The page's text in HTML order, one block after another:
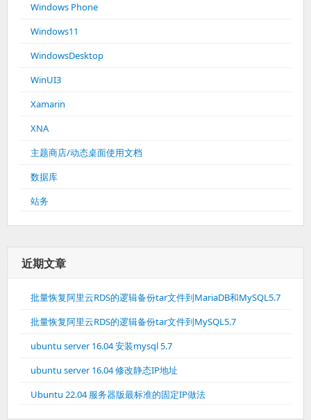
Windows Phone
Windows11
WindowsDesktop
WinUI3
Xamarin
XNA
主题商店/动态桌面使用文档
数据库
站务
近期文章
批量恢复阿里云RDS的逻辑备份tar文件到MariaDB和MySQL5.7
批量恢复阿里云RDS的逻辑备份tar文件到MySQL5.7
ubuntu server 16.04 安装mysql 5.7
ubuntu server 16.04 修改静态IP地址
Ubuntu 22.04 服务器版最标准的固定IP做法